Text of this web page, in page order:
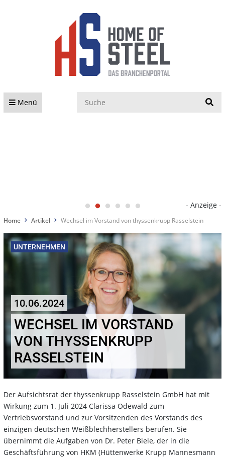
Menü
- Anzeige -
Home Artikel Wechsel im Vorstand von thyssenkrupp Rasselstein
UNTERNEHMEN
10.06.2024
WECHSEL IM VORSTAND
VON THYSSENKRUPP
RASSELSTEIN
Der Aufsichtsrat der thyssenkrupp Rasselstein GmbH hat mit
Wirkung zum 1. Juli 2024 Clarissa Odewald zum
Vertriebsvorstand und zur Vorsitzenden des Vorstands des
einzigen deutschen Weißblechherstellers berufen. Sie
übernimmt die Aufgaben von Dr. Peter Biele, der in die
Geschäftsführung von HKM (Hüttenwerke Krupp Mannesmann